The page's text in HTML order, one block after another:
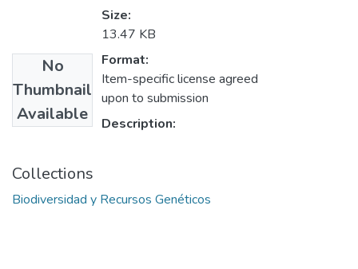
No
Thumbnail
Available
Size:
13.47 KB
Format:
Item-specific license agreed
upon to submission
Description:
Collections
Biodiversidad y Recursos Genéticos